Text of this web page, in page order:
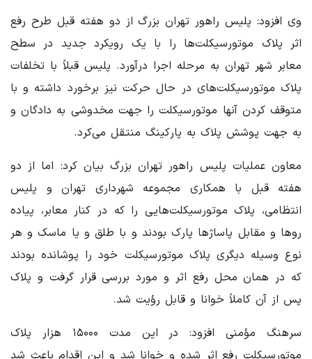
وی افزود: پلیس راهور تهران بزرگ از دو هفته قبل طرح رفع
اثر پلاک موتورسیکلت‌ها را با یک رویکرد جدید در سطح
معابر شهر تهران به مرحله اجرا درآورد. پلیس قبلاً با تخلفات
پلاک موتورسیکلت‌های در حال حرکت نیز برخورد داشته و با
متوقف کردن آنها موتورسیکلت را جهت مخدوشی به دادگان و
به جهت پوشش پلاک به پارکینگ منتقل می‌کرد.
معاون عملیات پلیس راهور تهران بزرگ بیان کرد: اما از دو
هفته قبل با همکاری مجموعه شهرداری تهران و پلیس
انتظامی، پلاک موتورسیکلت‌هایی را که در کنار معابر، پیاده
روها و مقابل پاساژها پارک بودند و با طلق و یا ماسک و هر
نوع وسیله دیگری پلاک موتورسیکلت خود را پوشانده بودند
که در همان محل رفع اثر و مورد بررسی قرار گرفت و پلاک
پس از آن کاملاً خوانا و قابل رؤیت شد.
سرهنگ مؤمنی افزود: در این مدت ۱۵۰۰۰ هزار پلاک
موتورسیکلت رفع اثر شده و خوانا شد و این اقدام باعث شد